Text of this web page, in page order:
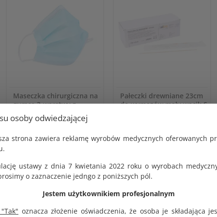
osoby odwiedzającej
strona zawiera reklamę wyrobów medycznych oferowanych
ustawy z dnia 7 kwietania 2022 roku o wyrobach
o zaznaczenie jedngo z poniższych pól.
Jestem użytkownikiem profesjonalnym
oznacza złożenie oświadczenia, że osoba je składająca
Maseczka chirurgiczna na
gumce 3-warstwy z
usztywnieniem na nos op.
50 szt.
G1431
10.26 zł
NETTO
9.50 zł
Pałeczki drewniane 23cm
do wymazów mały wacik S
BRUTTO
NETTO
25.00 zł